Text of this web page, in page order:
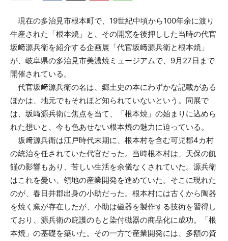
現在の多治見市根本町で、19世紀中頃から100年余に渡り
生産された「根本焼」と、その開窯を後押しした当時の代官
坂﨑源兵衛を紹介する企画展「代官坂﨑源兵衛と根本焼」
が、岐阜県の多治見市美濃焼ミュージアムで、9月27日まで
開催されている。
代官坂﨑源兵衛の名は、郷土史の本にわずかな記載がある
ほかは、地元でもそれほど知られていないという。同展で
は、坂﨑源兵衛に焦点を当て、「根本焼」の始まりに込めら
れた想いと、今も色あせない根本焼の魅力に迫っている。
坂﨑源兵衛は江戸時代末期に、根本村を含む可児郡4カ村
の統治を任されていた代官だった。当時根本村は、天保の飢
饉の影響もあり、苦しい生活を余儀なくされていた。源兵衛
はこれを憂い、領地の産業開発を進めていた。そこに現れた
のが、春日井郡出身の小助だった。根本村には古くから陶器
を焼く窯が存在したが、小助は磁器を製作する技術を習得し
ており、源兵衛の庇護のもと染付磁器の商品化に成功。「根
本焼」の基礎を築いた。その一方で産業開発には、多額の資